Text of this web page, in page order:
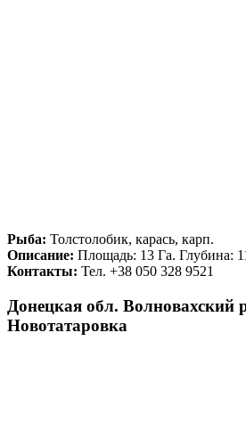
Рыба: Толстолобик, карась, карп.
Описание: Площадь: 13 Га. Глубина:
Контакты: Тел. +38 050 328 9521
Донецкая обл. Волновахский
Новотатаровка